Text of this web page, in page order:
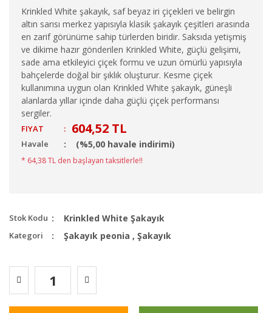
Krinkled White şakayık, saf beyaz iri çiçekleri ve belirgin
altın sarısı merkez yapısıyla klasik şakayık çeşitleri arasında
en zarif görünüme sahip türlerden biridir. Saksıda yetişmiş
ve dikime hazır gönderilen Krinkled White, güçlü gelişimi,
sade ama etkileyici çiçek formu ve uzun ömürlü yapısıyla
bahçelerde doğal bir şıklık oluşturur. Kesme çiçek
kullanımına uygun olan Krinkled White şakayık, güneşli
alanlarda yıllar içinde daha güçlü çiçek performansı
sergiler.
FIYAT : 604,52 TL
Havale (%5,00 havale indirimi)
* 64,38 TL den başlayan taksitlerle!!
Stok Kodu Krinkled White Şakayık
Kategori Şakayık peonia , Şakayık